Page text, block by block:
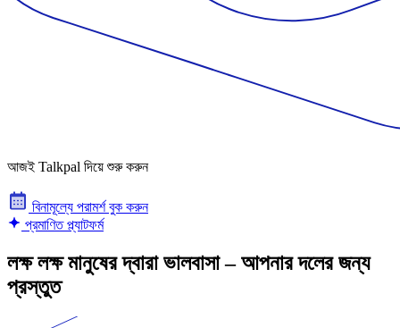
আজই Talkpal দিয়ে শুরু করুন
বিনামূল্যে পরামর্শ বুক করুন
প্রমাণিত প্ল্যাটফর্ম
লক্ষ লক্ষ মানুষের দ্বারা ভালবাসা – আপনার দলের জন্য
প্রস্তুত